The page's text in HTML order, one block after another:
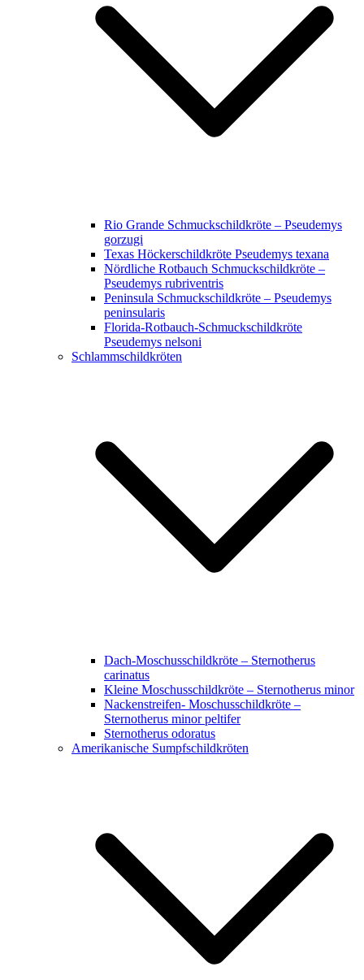
Rio Grande Schmuckschildkröte – Pseudemys
gorzugi
Texas Höckerschildkröte Pseudemys texana
Nördliche Rotbauch Schmuckschildkröte –
Pseudemys rubriventris
Peninsula Schmuckschildkröte – Pseudemys
peninsularis
Florida-Rotbauch-Schmuckschildkröte
Pseudemys nelsoni
Schlammschildkröten
Dach-Moschusschildkröte – Sternotherus
carinatus
Kleine Moschusschildkröte – Sternotherus minor
Nackenstreifen- Moschusschildkröte –
Sternotherus minor peltifer
Sternotherus odoratus
Amerikanische Sumpfschildkröten